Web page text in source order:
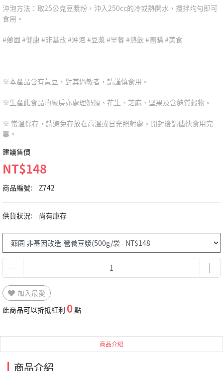
沖泡方法：取25公克豆漿粉，沖入250cc的冷或熱開水，攪拌均勻即可
食用。
#薌園 #健康 #非基改 #沖泡 #豆漿 #早餐 #熱飲 #團購 #美食
※本產品含有黃豆，對其過敏者，請謹慎食用。
※生產此食品的廠房亦處理奶類、花生、芝麻、堅果及含麩質穀物。
※ 常溫保存，請避免存放在高溫或日光照射處。開封後請儘快食用完
畢。
建議售價
NT$148
商品編號: Z742
供貨狀況: 尚有庫存
加入最愛
此商品可以折抵紅利 0點
商品介紹
商品介紹